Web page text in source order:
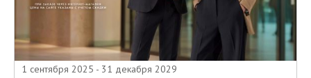
1 сентября 2025 - 31 декабря 2029